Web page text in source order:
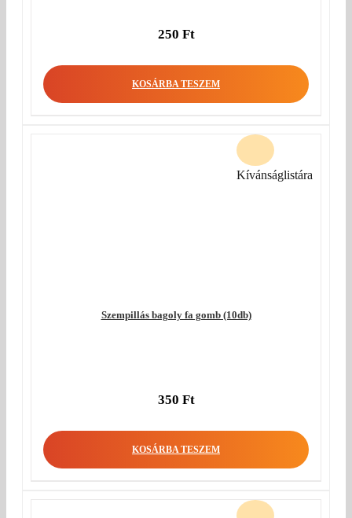
250 Ft
KOSÁRBA TESZEM
Szempillás bagoly fa gomb (10db)
350 Ft
KOSÁRBA TESZEM
Kívánságlistára